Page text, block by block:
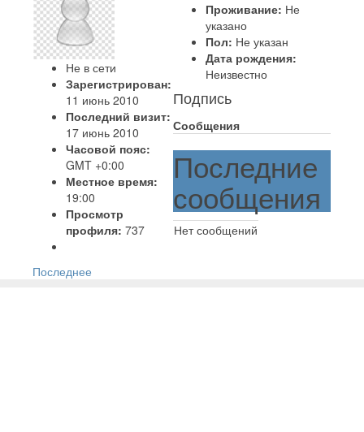
Не в сети
Зарегистрирован:
11 июнь 2010
Последний визит:
17 июнь 2010
Часовой пояс:
GMT +0:00
Местное время:
19:00
Просмотр
профиля: 737
Проживание: Не
указано
Пол: Не указан
Дата рождения:
Неизвестно
Подпись
Сообщения
Последние
сообщения
Нет сообщений
Последнее